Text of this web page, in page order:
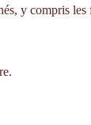
y compris